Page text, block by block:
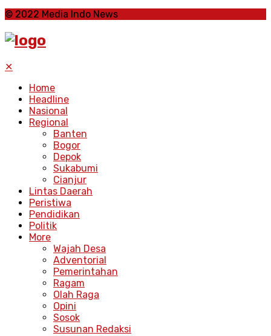
© 2022 Media Indo News
✕
Home
Headline
Nasional
Regional
Banten
Bogor
Depok
Sukabumi
Cianjur
Lintas Daerah
Peristiwa
Pendidikan
Politik
More
Wajah Desa
Adventorial
Pemerintahan
Ragam
Olah Raga
Opini
Sosok
Susunan Redaksi